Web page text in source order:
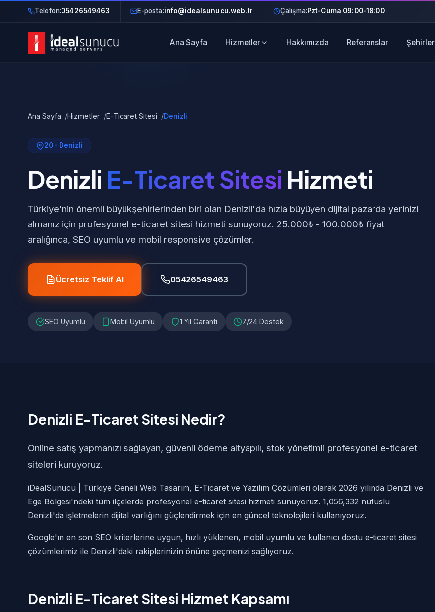
Telefon:05426549463 E-posta:info@idealsunucu.web.tr Çalışma:Pzt-Cuma 09:00-18:00
Ana Sayfa Hizmetler Hakkımızda Referanslar Şehirler
Ana Sayfa Hizmetler E-Ticaret Sitesi Denizli
20 - Denizli
Denizli E-Ticaret Sitesi Hizmeti
Türkiye'nin önemli büyükşehirlerinden biri olan Denizli'da hızla büyüyen dijital pazarda yerinizi
almanız için profesyonel e-ticaret sitesi hizmeti sunuyoruz. 25.000₺ - 100.000₺ fiyat
aralığında, SEO uyumlu ve mobil responsive çözümler.
Ücretsiz Teklif Al 05426549463
SEO Uyumlu Mobil Uyumlu 1 Yıl Garanti 7/24 Destek
Denizli E-Ticaret Sitesi Nedir?
Online satış yapmanızı sağlayan, güvenli ödeme altyapılı, stok yönetimli profesyonel e-ticaret
siteleri kuruyoruz.
iDealSunucu | Türkiye Geneli Web Tasarım, E-Ticaret ve Yazılım Çözümleri olarak 2026 yılında Denizli ve
Ege Bölgesi'ndeki tüm ilçelerde profesyonel e-ticaret sitesi hizmeti sunuyoruz. 1,056,332 nüfuslu
Denizli'da işletmelerin dijital varlığını güçlendirmek için en güncel teknolojileri kullanıyoruz.
Google'ın en son SEO kriterlerine uygun, hızlı yüklenen, mobil uyumlu ve kullanıcı dostu e-ticaret sitesi
çözümlerimiz ile Denizli'daki rakiplerinizin önüne geçmenizi sağlıyoruz.
Denizli E-Ticaret Sitesi Hizmet Kapsamı